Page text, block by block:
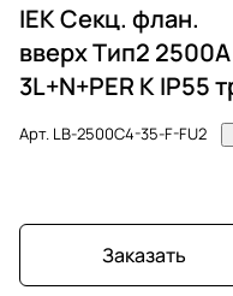
IEK Секц. флан.
вверх Тип2
3L+N+PER К IP55
Арт. LB-2500C4-35-F-FU2
Заказать